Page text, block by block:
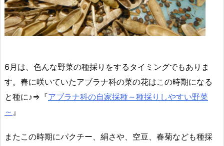
6月は、色んな野菜の種採りをするタイミングでもありま
す。春に咲いていたアブラナ科の菜の花はこの時期になる
と種に♪⇒『アブラナ科の自家採種～種採りしやすい野菜
～ 』
またこの時期にパクチー、絹さや、空豆、春菊なども種採